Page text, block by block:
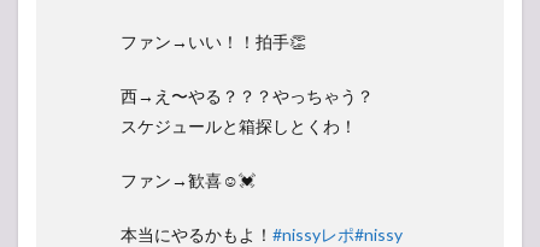
ファン→いい！！拍手👏
西→え〜やる？？？やっちゃう？
スケジュールと箱探しとくわ！
ファン→歓喜☺︎💓
本当にやるかもよ！ #nissyレポ#nissy